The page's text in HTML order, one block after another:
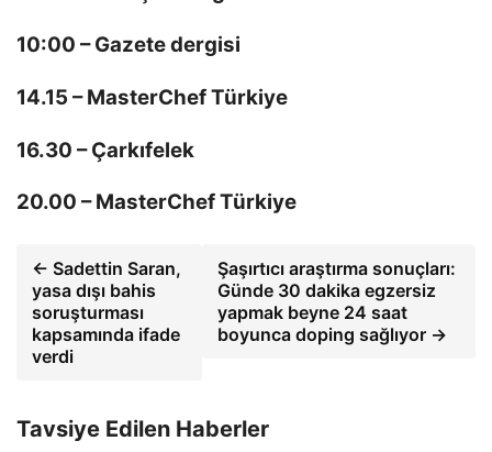
10:00 – Gazete dergisi
14.15 – MasterChef Türkiye
16.30 – Çarkıfelek
20.00 – MasterChef Türkiye
← Sadettin Saran,
yasa dışı bahis
soruşturması
kapsamında ifade
verdi
Şaşırtıcı araştırma sonuçları:
Günde 30 dakika egzersiz
yapmak beyne 24 saat
boyunca doping sağlıyor →
Tavsiye Edilen Haberler